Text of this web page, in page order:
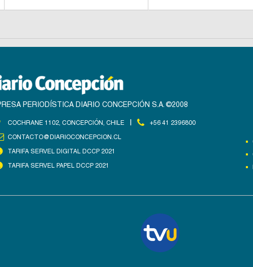
PERIODÍSTICA DIARIO CONCEPCIÓN S.A. ©2008
COCHRANE 1102, CONCEPCIÓN, CHILE
+56 41 2396800
CONTACTO@DIARIOCONCEPCION.CL
TARIFA SERVEL DIGITAL DCCP 2021
TARIFA SERVEL PAPEL DCCP 2021